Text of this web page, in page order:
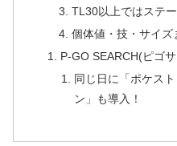
TL30以上ではステ
個体値・技・サイズ
P-GO SEARCH(ピゴ
同じ日に「ポケス
ン」も導入！